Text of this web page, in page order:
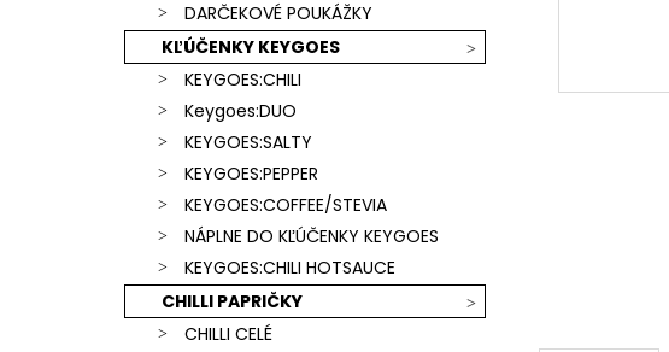
DARČEKOVÉ POUKÁŽKY
KĽÚČENKY KEYGOES
KEYGOES:CHILI
Keygoes:DUO
KEYGOES:SALTY
KEYGOES:PEPPER
KEYGOES:COFFEE/STEVIA
NÁPLNE DO KĽÚČENKY KEYGOES
KEYGOES:CHILI HOTSAUCE
CHILLI PAPRIČKY
CHILLI CELÉ
€15,90